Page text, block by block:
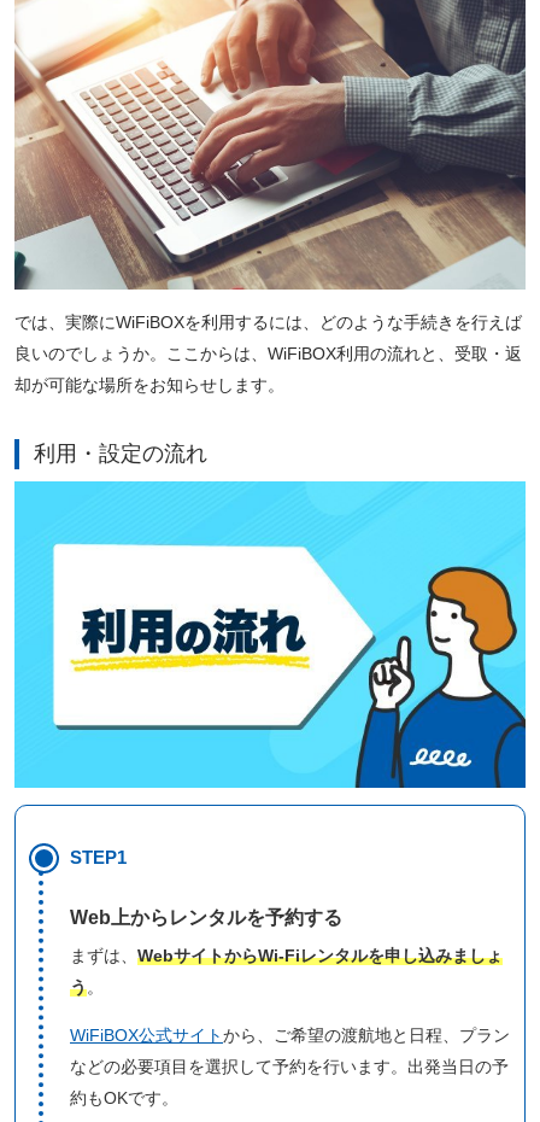
では、実際にWiFiBOXを利用するには、どのような手続きを行えば
良いのでしょうか。ここからは、WiFiBOX利用の流れと、受取・返
却が可能な場所をお知らせします。
利用・設定の流れ
STEP1
Web上からレンタルを予約する
まずは、 WebサイトからWi-Fiレンタルを申し込みましょ
う。
WiFiBOX公式サイトから、ご希望の渡航地と日程、プラン
などの必要項目を選択して予約を行います。出発当日の予
約もOKです。